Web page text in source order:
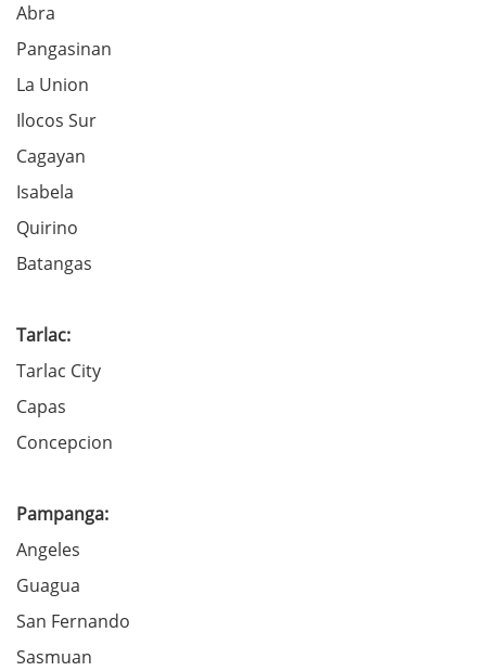
Abra
Pangasinan
La Union
Ilocos Sur
Cagayan
Isabela
Quirino
Batangas
Tarlac:
Tarlac City
Capas
Concepcion
Pampanga:
Angeles
Guagua
San Fernando
Sasmuan